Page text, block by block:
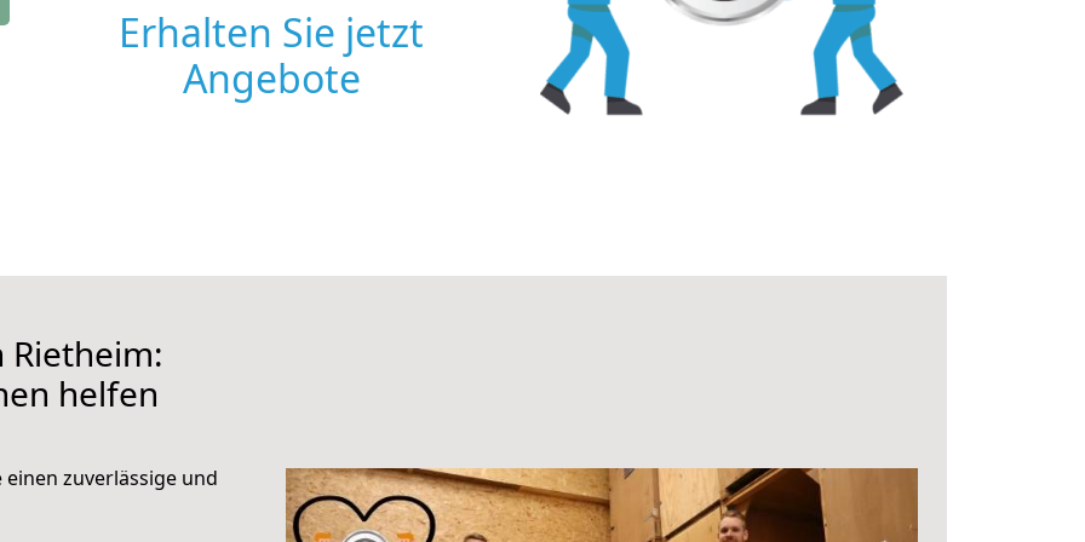
Erhalten Sie jetzt
Angebote
Rietheim:
helfen
einen zuverlässige und